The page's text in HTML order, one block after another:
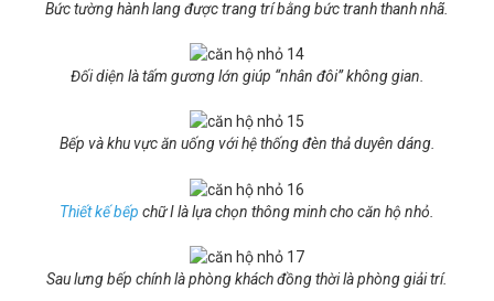
Bức tường hành lang được trang trí bằng bức tranh thanh nhã.
Đối diện là tấm gương lớn giúp “nhân đôi” không gian.
Bếp và khu vực ăn uống với hệ thống đèn thả duyên dáng.
Thiết kế bếp chữ I là lựa chọn thông minh cho căn hộ nhỏ.
Sau lưng bếp chính là phòng khách đồng thời là phòng giải trí.